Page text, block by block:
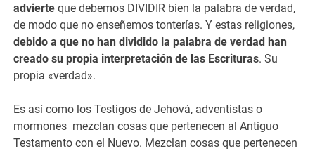
advierte que debemos DIVIDIR bien la palabra de verdad,
de modo que no enseñemos tonterías. Y estas religiones,
debido a que no han dividido la palabra de verdad han
creado su propia interpretación de las Escrituras. Su
propia «verdad».
Es así como los Testigos de Jehová, adventistas o
mormones mezclan cosas que pertenecen al Antiguo
Testamento con el Nuevo. Mezclan cosas que pertenecen